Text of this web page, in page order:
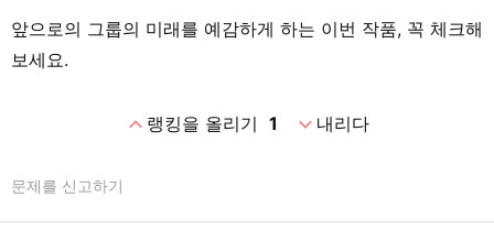
앞으로의 그룹의 미래를 예감하게 하는 이번 작품, 꼭 체크해
보세요.
expand_less랭킹을 올리기 1 expand_more내리다
문제를 신고하기